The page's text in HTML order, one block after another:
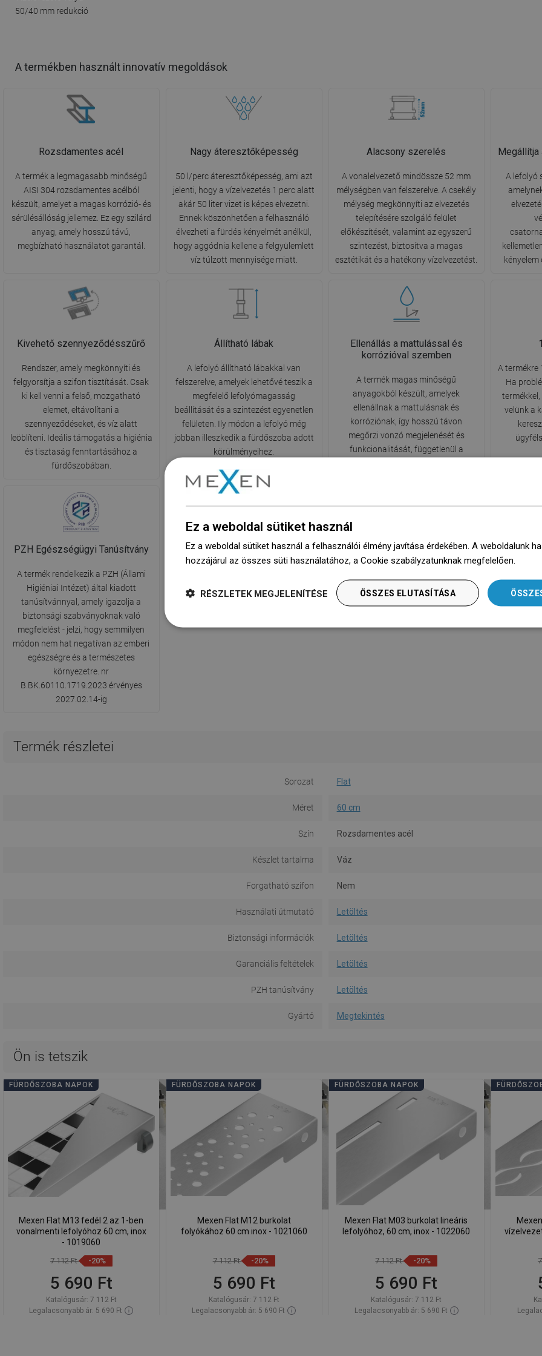
50/40 mm redukció
A termékben használt innovatív megoldások
Rozsdamentes acél
A termék a legmagasabb minőségű
AISI 304 rozsdamentes acélból
készült, amelyet a magas korrózió- és
sérülésállóság jellemez. Ez egy szilárd
anyag, amely hosszú távú,
megbízható használatot garantál.
Nagy áteresztőképesség
50 l/perc áteresztőképesség, ami azt
jelenti, hogy a vízelvezetés 1 perc alatt
akár 50 liter vizet is képes elvezetni.
Ennek köszönhetően a felhasználó
élvezheti a fürdés kényelmét anélkül,
hogy aggódnia kellene a felgyülemlett
víz túlzott mennyisége miatt.
Alacsony szerelés
A vonalelvezető mindössze 52 mm
mélységben van felszerelve. A csekély
mélység megkönnyíti az elvezetés
telepítésére szolgáló felület
előkészítését, valamint az egyszerű
szintezést, biztosítva a magas
esztétikát és a hatékony vízelvezetést.
A lefolyó
kényelem
Kivehető szennyeződésszűrő
Rendszer, amely megkönnyíti és
felgyorsítja a szifon tisztítását. Csak
ki kell venni a felső, mozgatható
elemet, eltávolítani a
szennyeződéseket, és víz alatt
leöblíteni. Ideális támogatás a higiénia
és tisztaság fenntartásához a
fürdőszobában.
Állítható lábak
A lefolyó állítható lábakkal van
felszerelve, amelyek lehetővé teszik a
megfelelő lefolyómagasság
beállítását és a szintezést egyenetlen
felületen. Ily módon a lefolyó még
jobban illeszkedik a fürdőszoba adott
körülményeihez.
Ellenállás a mattulással és
korrózióval szemben
A termék magas minőségű
anyagokból készült, amelyek
ellenállnak a mattulásnak és
korróziónak, így hosszú távon
megőrzi vonzó megjelenését és
funkcionalitását, függetlenül a
A termékre
Ha
velünk a
PZH Egészségügyi Tanúsítvány
A termék rendelkezik a PZH (Állami
Higiéniai Intézet) által kiadott
tanúsítvánnyal, amely igazolja a
biztonsági szabványoknak való
megfelelést - jelzi, hogy semmilyen
módon nem hat negatívan az emberi
egészségre és a természetes
környezetre. nr
B.BK.60110.1719.2023 érvényes
2027.02.14-ig
Termék részletei
Sorozat Flat
Méret 60 cm
Szín Rozsdamentes acél
Készlet tartalma Váz
Forgatható szifon Nem
Használati útmutató Letöltés
Biztonsági információk Letöltés
Garanciális feltételek Letöltés
PZH tanúsítvány Letöltés
Gyártó Megtekintés
Ön is tetszik
FÜRDŐSZOBA NAPOK
Mexen Flat M13 fedél 2 az 1-ben
vonalmenti lefolyóhoz 60 cm, inox
- 1019060
7 112 Ft -20%
5 690 Ft
Katalógusár: 7 112 Ft
Legalacsonyabb ár: 5 690 Ft
FÜRDŐSZOBA NAPOK
Mexen Flat M12 burkolat
folyókához 60 cm inox - 1021060
7 112 Ft -20%
5 690 Ft
Katalógusár: 7 112 Ft
Legalacsonyabb ár: 5 690 Ft
FÜRDŐSZOBA NAPOK
Mexen Flat M03 burkolat lineáris
lefolyóhoz, 60 cm, inox - 1022060
7 112 Ft -20%
5 690 Ft
Katalógusár: 7 112 Ft
Legalacsonyabb ár: 5 690 Ft
Ez a weboldal sütiket használ
Ez a weboldal sütiket használ a felhasználói élmény javítása érdekében. A weboldalunk
hozzájárul az összes süti használatához, a Cookie szabályzatunknak megfelelően.
ÖSSZES ELUTASÍTÁSA
RÉSZLETEK MEGJELENÍTÉSE